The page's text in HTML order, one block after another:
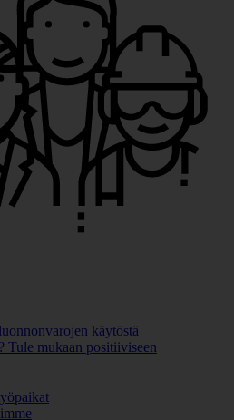
käytöstä
Tule mukaan positiiviseen